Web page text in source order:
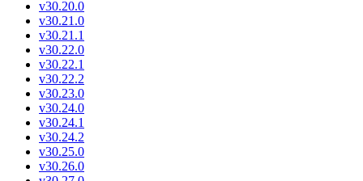
v30.20.0
v30.21.0
v30.21.1
v30.22.0
v30.22.1
v30.22.2
v30.23.0
v30.24.0
v30.24.1
v30.24.2
v30.25.0
v30.26.0